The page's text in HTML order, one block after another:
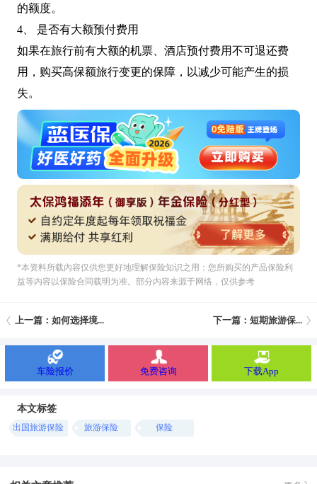
的额度。
4、 是否有大额预付费用
如果在旅行前有大额的机票、酒店预付费用不可退还费
用，购买高保额旅行变更的保障，以减少可能产生的损
失。
*本资料所载內容仅供您更好地理解保险知识之用；您所购买的产品保险利
益等内容以保险合同载明为准。部分内容来源于网络，仅供参考
上一篇：如何选择境... 下一篇：短期旅游保...
车险报价 免费咨询 下载App
本文标签
出国旅游保险 旅游保险 保险